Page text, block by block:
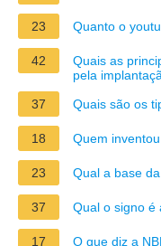
23 Quanto o
42
Quais as
pela
37
Quais são os
18 Quem
23 Qual a base
37 Qual o signo é
17 O que diz a